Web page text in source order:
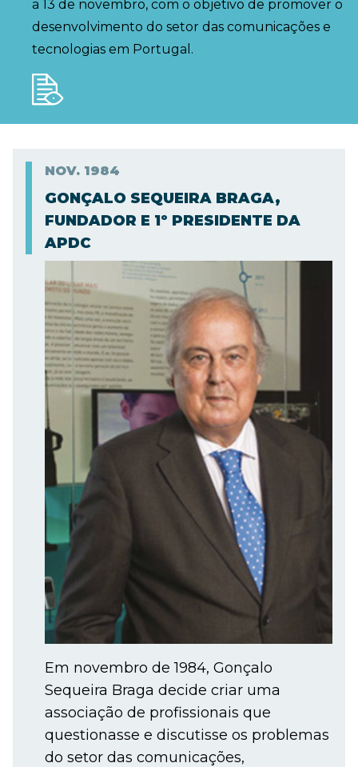
a 13 de novembro, com o objetivo de promover o
desenvolvimento do setor das comunicações e
tecnologias em Portugal.
NOV. 1984
GONÇALO SEQUEIRA BRAGA,
FUNDADOR E 1º PRESIDENTE DA
APDC
Em novembro de 1984, Gonçalo
Sequeira Braga decide criar uma
associação de profissionais que
questionasse e discutisse os problemas
do setor das comunicações,